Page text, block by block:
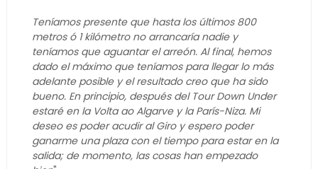
Teníamos presente que hasta los últimos 800
metros ó 1 kilómetro no arrancaría nadie y
teníamos que aguantar el arreón. Al final, hemos
dado el máximo que teníamos para llegar lo más
adelante posible y el resultado creo que ha sido
bueno. En principio, después del Tour Down Under
estaré en la Volta ao Algarve y la París-Niza. Mi
deseo es poder acudir al Giro y espero poder
ganarme una plaza con el tiempo para estar en la
salida; de momento, las cosas han empezado